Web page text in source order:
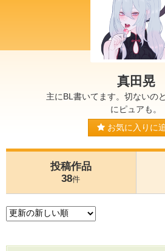
真田晃
主にBL書いてます。切ないの
にピュアも。
お気に入りに
投稿作品
38件